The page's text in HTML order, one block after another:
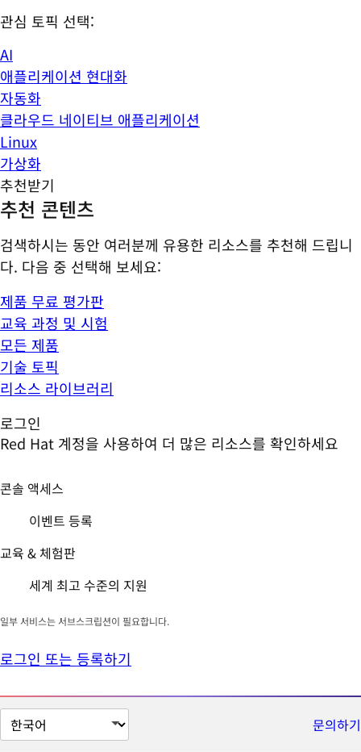
관심 토픽 선택:
AI
애플리케이션 현대화
자동화
클라우드 네이티브 애플리케이션
Linux
가상화
추천받기
추천 콘텐츠
검색하시는 동안 여러분께 유용한 리소스를 추천해 드립니
다. 다음 중 선택해 보세요:
제품 무료 평가판
교육 과정 및 시험
모든 제품
기술 토픽
리소스 라이브러리
로그인
Red Hat 계정을 사용하여 더 많은 리소스를 확인하세요
콘솔 액세스
이벤트 등록
교육 & 체험판
세계 최고 수준의 지원
일부 서비스는 서브스크립션이 필요합니다.
로그인 또는 등록하기
페
이
문의하기